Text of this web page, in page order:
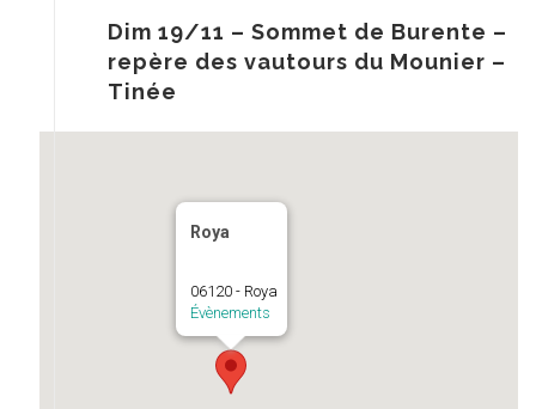
Dim 19/11 – Sommet de Burente –
repère des vautours du Mounier –
Tinée
Roya
06120 - Roya
Évènements